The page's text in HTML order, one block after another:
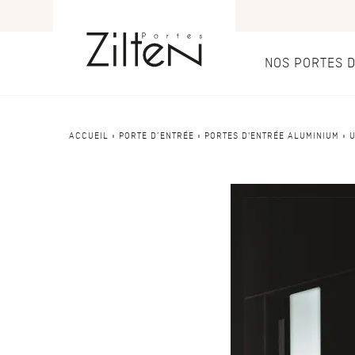
NOS PORTES
Nos
Conseils
ACCUEIL » PORTE D’ENTRÉE » PORTES D'ENTRÉE ALUMINIUM »